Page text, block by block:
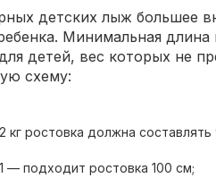
детских лыж большее
Минимальная длина
детей, вес которых не
схему:
кг ростовка должна составлять
— подходит ростовка 100 см;